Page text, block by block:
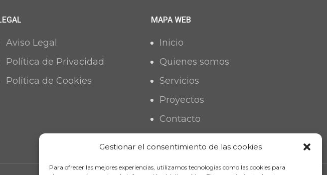
Gestionar el consentimiento de las cookies
Para ofrecer las mejores experiencias, utilizamos tecnologías como las cookies para
Aviso Legal
Política de Privacidad
Política de Cookies
MAPA WEB
Inicio
Quienes somos
Servicios
Proyectos
Contacto